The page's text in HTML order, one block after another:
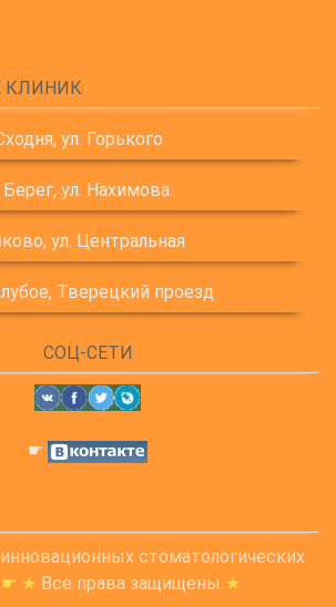
КЛИНИК
ул. Горького
ул. Нахимова
ул. Центральная
Тверецкий проезд
СОЦ-СЕТИ
☛
стоматологических
☛ ★ Все права защищены ★